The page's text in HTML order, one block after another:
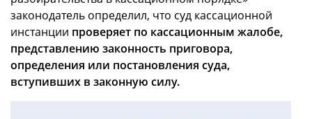
законодатель определил, что суд кассационной
инстанции проверяет по кассационным жалобе,
представлению законность приговора,
определения или постановления суда,
вступивших в законную силу.